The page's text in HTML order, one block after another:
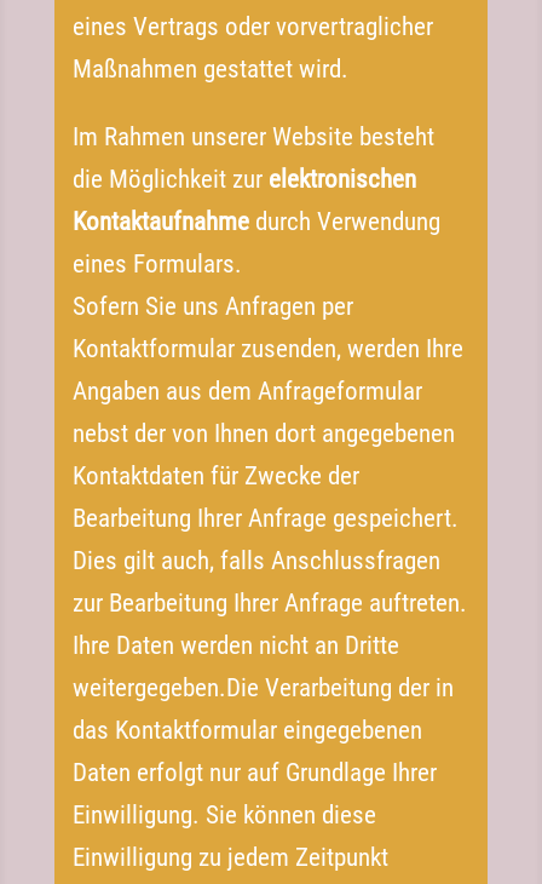
eines Vertrags oder vorvertraglicher
Maßnahmen gestattet wird.
Im Rahmen unserer Website besteht
die Möglichkeit zur elektronischen
Kontaktaufnahmedurch Verwendung
eines Formulars.
Sofern Sie uns Anfragen per
Kontaktformular zusenden, werden Ihre
Angaben aus dem Anfrageformular
nebst der von Ihnen dort angegebenen
Kontaktdaten für Zwecke der
Bearbeitung Ihrer Anfrage gespeichert.
Dies gilt auch, falls Anschlussfragen
zur Bearbeitung Ihrer Anfrage auftreten.
Ihre Daten werden nicht an Dritte
weitergegeben.Die Verarbeitung der in
das Kontaktformular eingegebenen
Daten erfolgt nur auf Grundlage Ihrer
Einwilligung. Sie können diese
Einwilligung zu jedem Zeitpunkt